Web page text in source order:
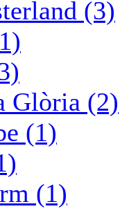
(3)
Glòria (2)
(1)
(1)